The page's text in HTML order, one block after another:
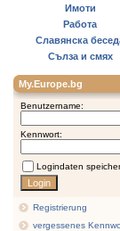
Имоти
Работа
Славянска
Сълза и смях
My.Europe.bg
Benutzername:
Kennwort:
Logindaten
Registrierung
vergessenes